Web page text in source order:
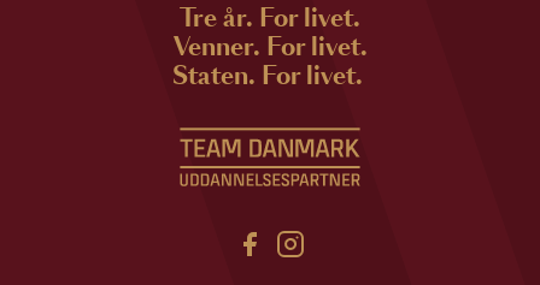
Tre år. For livet.
Venner. For livet.
Staten. For livet.